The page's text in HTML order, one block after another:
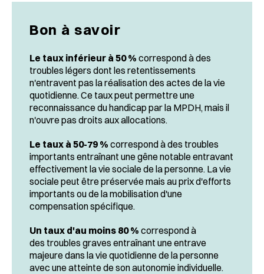
Bon à savoir
Le taux inférieur à 50 % correspond à des
troubles légers dont les retentissements
n'entravent pas la réalisation des actes de la vie
quotidienne. Ce taux peut permettre une
reconnaissance du handicap par la MPDH, mais il
n'ouvre pas droits aux allocations.
Le taux à 50-79 % correspond à des troubles
importants entraînant une gêne notable entravant
effectivement la vie sociale de la personne. La vie
sociale peut être préservée mais au prix d'efforts
importants ou de la mobilisation d'une
compensation spécifique.
Un taux d'au moins 80 % correspond à
des troubles graves entraînant une entrave
majeure dans la vie quotidienne de la personne
avec une atteinte de son autonomie individuelle.